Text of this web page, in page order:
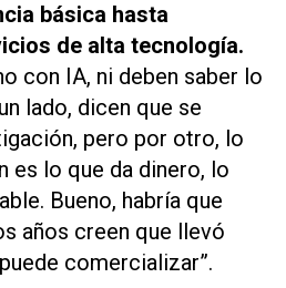
básica hasta
de alta tecnología.
con IA, ni deben saber lo
lado, dicen que se
pero por otro, lo
es lo que da dinero, lo
Bueno, habría que
años creen que llevó
comercializar”.